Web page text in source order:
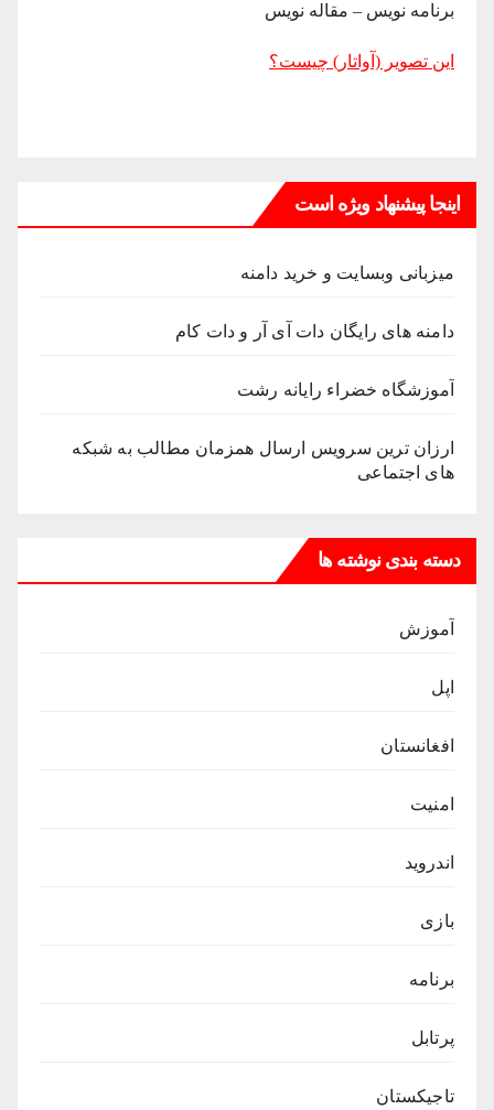
برنامه نویس – مقاله نویس
این تصویر (آواتار) چیست؟
اینجا پیشنهاد ویژه است
میزبانی وبسایت و خرید دامنه
دامنه های رایگان دات آی آر و دات کام
آموزشگاه خضراء رایانه رشت
ارزان ترین سرویس ارسال همزمان مطالب به شبکه
های اجتماعی
دسته بندی نوشته ها
آموزش
اپل
افغانستان
امنیت
اندروید
بازی
برنامه
پرتابل
تاجیکستان